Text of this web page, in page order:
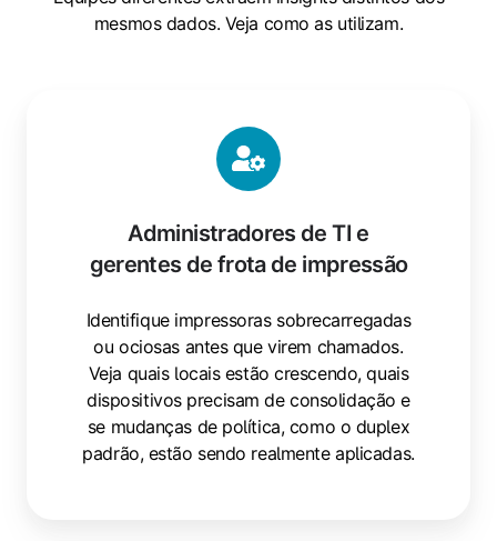
mesmos dados. Veja como as utilizam.
Administradores de TI e
gerentes de frota de impressão
Identifique impressoras sobrecarregadas
ou ociosas antes que virem chamados.
Veja quais locais estão crescendo, quais
dispositivos precisam de consolidação e
se mudanças de política, como o duplex
padrão, estão sendo realmente aplicadas.